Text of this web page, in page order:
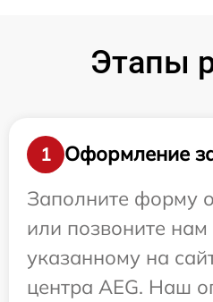
Этапы
1
Оформление
Заполните форму
или позвоните
указанному на
центра AEG. Наш